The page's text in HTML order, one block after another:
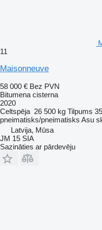
11
Maisonneuve
58 000 € Bez PVN
Bitumena cisterna
2020
Celtspēja 26 500 kg Tilpums
pneimatisks/pneimatisks Asu
Latvija, Mūsa
JM 15 SIA
Sazināties ar pārdevēju